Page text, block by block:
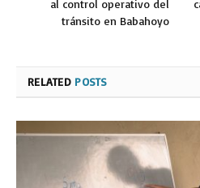
al control operativo del
tránsito en Babahoyo
RELATED POSTS